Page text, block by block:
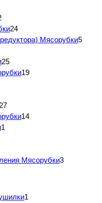
24
Мясорубки5
25
19
27
14
1
Мясорубки3
1